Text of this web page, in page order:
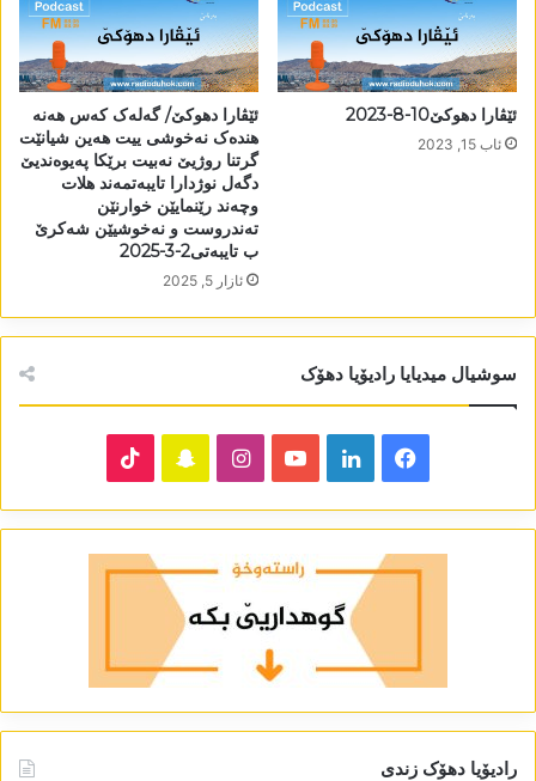
ئێڤارا دھوکێ10-8-2023
ئاب 15, 2023
ئێڤارا دھوکێ/ گەلەک کەس ھەنە
ھندەک نەخوشی ییت ھەین شیانێت
گرتنا روژیێ نەبیت برێکا پەیوەندیێ
دگەل نوژدارا تایبەتمەند ھلات
وچەند رێنمایێن خوارنێن
تەندروست و نەخوشیێن شەکرێ
ب تایبەتی2-3-2025
ئازار 5, 2025
سوشیال میدیایا رادیۆیا دھۆک
Facebook
LinkedIn
YouTube
Instagram
Snapchat
رادیۆیا دھۆک زندی